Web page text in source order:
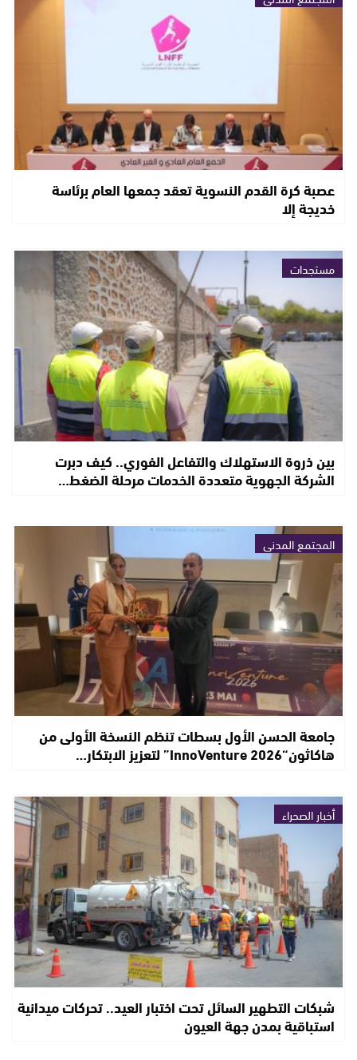
عصبة كرة القدم النسوية تعقد جمعها العام برئاسة
خديجة إلا
مستجدات
بين ذروة الاستهلاك والتفاعل الفوري.. كيف دبرت
الشركة الجهوية متعددة الخدمات مرحلة الضغط…
المجتمع المدني
جامعة الحسن الأول بسطات تنظم النسخة الأولى من
هاكاثون“InnoVenture 2026” لتعزيز الابتكار…
أخبار الصحراء
شبكات التطهير السائل تحت اختبار العيد.. تحركات ميدانية
استباقية بمدن جهة العيون